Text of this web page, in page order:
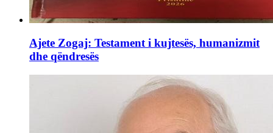
Ajete Zogaj: Testament i kujtesës, humanizmit
dhe qëndresës